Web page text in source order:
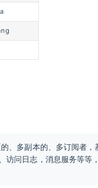
、多副本的、多订阅者
问日志，消息服务等等